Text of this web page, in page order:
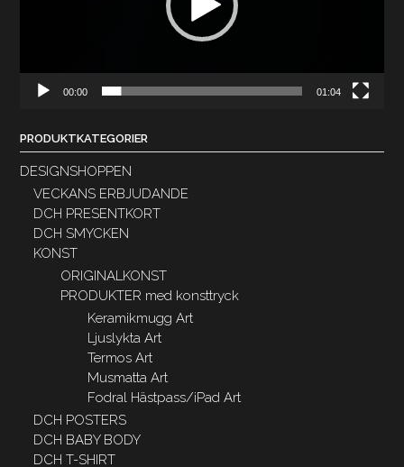
00:00 01:04
PRODUKTKATEGORIER
DESIGNSHOPPEN
VECKANS ERBJUDANDE
DCH PRESENTKORT
DCH SMYCKEN
KONST
ORIGINALKONST
PRODUKTER med konsttryck
Keramikmugg Art
Ljuslykta Art
Termos Art
Musmatta Art
Fodral Hästpass/iPad Art
DCH POSTERS
DCH BABY BODY
DCH T-SHIRT